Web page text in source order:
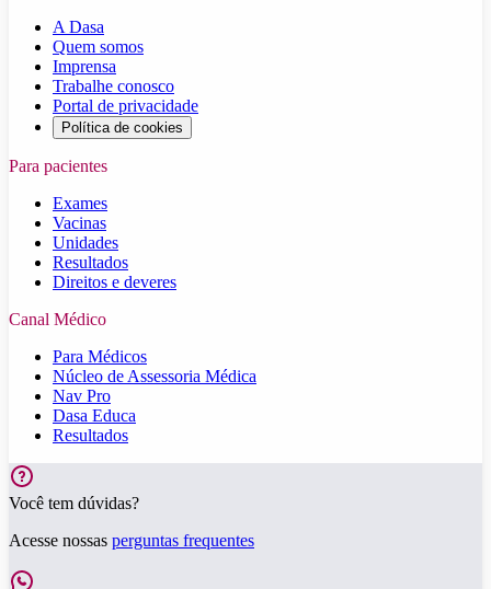
A Dasa
Quem somos
Imprensa
Trabalhe conosco
Portal de privacidade
Política de cookies
Para pacientes
Exames
Vacinas
Unidades
Resultados
Direitos e deveres
Canal Médico
Para Médicos
Núcleo de Assessoria Médica
Nav Pro
Dasa Educa
Resultados
Você tem dúvidas?
Acesse nossas perguntas frequentes